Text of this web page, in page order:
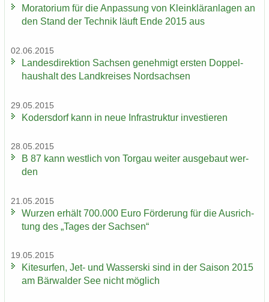
Mo­ra­to­ri­um für die An­pas­sung von Klein­klär­an­la­gen an
den Stand der Tech­nik läuft Ende 2015 aus
02.06.2015
Lan­des­di­rek­ti­on Sach­sen ge­neh­migt ers­ten Dop­pel­
haus­halt des Land­krei­ses Nord­sach­sen
29.05.2015
Ko­ders­dorf kann in neue In­fra­struk­tur in­ves­tie­ren
28.05.2015
B 87 kann west­lich von Tor­gau wei­ter aus­ge­baut wer­
den
21.05.2015
Wur­zen er­hält 700.000 Euro För­de­rung für die Aus­rich­
tung des „Tages der Sach­sen“
19.05.2015
Ki­te­sur­fen, Jet- und Was­ser­ski sind in der Sai­son 2015
am Bär­wal­der See nicht mög­lich